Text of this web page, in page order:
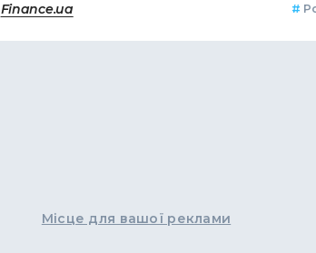
Finance.ua #
Місце для вашої реклами